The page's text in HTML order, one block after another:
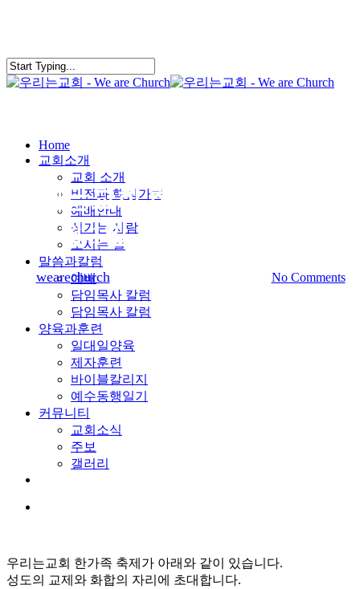
content
search
Menu
Home
교회소개
교회 소개
비전과 핵심가치
예배안내
섬기는 사람
오시는 길
말씀과칼럼
예배
담임목사 칼럼
담임목사 칼럼
양육과훈련
일대일양육
제자훈련
바이블칼리지
예수동행일기
커뮤니티
교회소식
주보
갤러리
우리는교회 한가족 축제, 2019
년 6월 1일, 국제광림비전랜드
wearechurch No Comments
우리는교회 한가족 축제가 아래와 같이 있습니다.
성도의 교제와 화합의 자리에 초대합니다.